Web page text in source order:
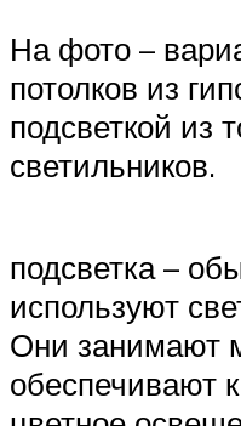
На фото –
потолков из
подсветкой из
светильников.
подсветка –
используют
Они занимают
обеспечивают